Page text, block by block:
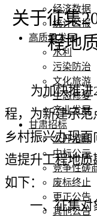
经济数据
统计公报
高质量发展
水利
污染防治
文化旅游
生态修复
产业发展
甘肃招标
公开招标
中标公示
竞争性磋
废标终止
更正公告
其他公告
关于征集
程地
为加快推进
程，为新建示
乡村振兴办现
造提升工程地
如下：
一、征集对